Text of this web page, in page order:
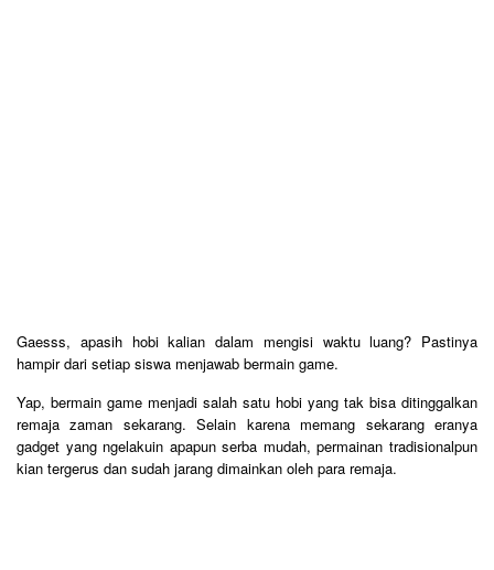
Gaesss, apasih hobi kalian dalam mengisi waktu luang? Pastinya
hampir dari setiap siswa menjawab bermain game.
Yap, bermain game menjadi salah satu hobi yang tak bisa ditinggalkan
remaja zaman sekarang. Selain karena memang sekarang eranya
gadget yang ngelakuin apapun serba mudah, permainan tradisionalpun
kian tergerus dan sudah jarang dimainkan oleh para remaja.